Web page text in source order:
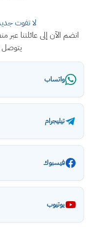
لا تفوت
انضم الآن إلى عائلتنا
واتساب
تيليجرام
فيسبوك
يوتيوب